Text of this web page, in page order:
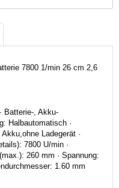
7800 1/min 26 cm 2,6
Batterie-, Akku-
Halbautomatisch ·
Ladegerät ·
7800 U/min ·
260 mm · Spannung:
1.60 mm